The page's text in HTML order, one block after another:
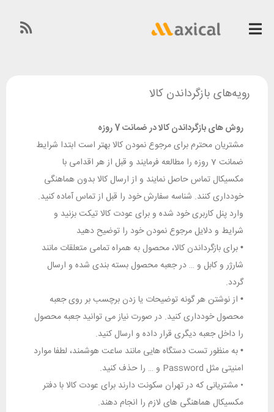
رویه‌های بازگرداندن کالا
روش های بازگرداندن کالا در ضمانت 7 روزه
مشتریان محترم برای مرجوع نمودن کالا بهتر است ابتدا شرایط
ضمانت 7 روزه را مطالعه فرمایند و قبل از هر اقدامی با
مکسیکال تماس حاصل نمایند و از ارسال کالا بدون هماهنگی
خودداری کنند. شناسه سفارش خود را قبل از تماس آماده کنید.
وارد پنل کاربری خود شده و برای عودت کالا تیکت بزنید و
شرایط و دلایل مرجوع نمودن خود را توضیح دهید
•برای بازگرداندن کالا، محصول به همراه تمامی متعلقات مانند
شارژر و کابل و … در جعبه محصول بسته بندی شده و ارسال
گردد.
• از نوشتن هر گونه توضیحات یا زدن برچسب بر روی جعبه
محصول خودداری کنید. در صورت نیاز می توانید جعبه محصول
را داخل جعبه دیگری قرار داده و ارسال کنید.
•به منظور تست دستگاه هایی مانند ساعت هوشمند، لطفا موارد
امنیتی مثل Password و … را حذف کنید.
• مشتریانی که در تهران سکونت دارند برای عودت کالا با دفتر
مکسیکال هماهنگی های لازم را انجام دهند.